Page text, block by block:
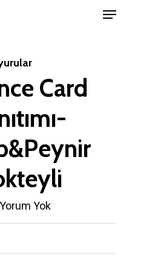
Menu
Card
Yorum Yok